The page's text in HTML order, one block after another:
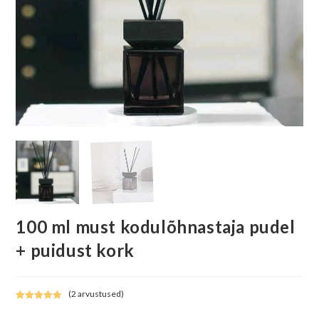
100 ml must kodulõhnastaja pudel
+ puidust kork
(2 arvustused)